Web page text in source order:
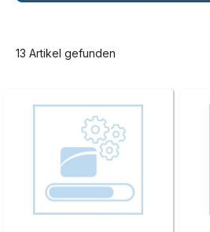
13 Artikel gefunden